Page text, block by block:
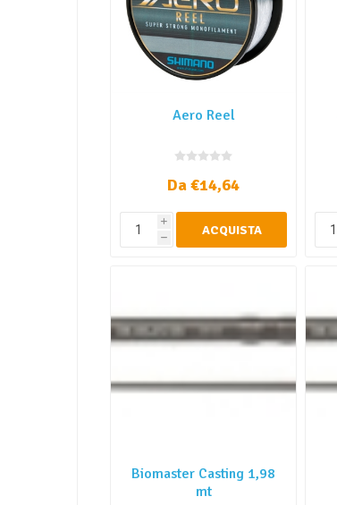
Aero Reel
Da €14,64
i
h ACQUISTA
Biomaster Casting 1,98
mt